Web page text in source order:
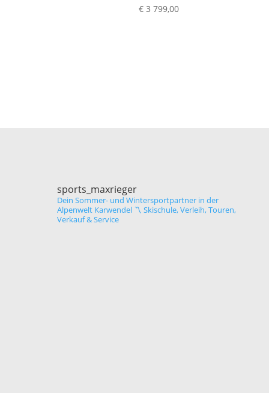
€ 3 799,00
sports_maxrieger
Dein Sommer- und Wintersportpartner in der
Alpenwelt Karwendel〽️ Skischule, Verleih, Touren,
Verkauf & Service